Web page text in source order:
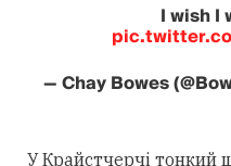
I wish I
— Chay Bowes
У Крайстчерчі тонкий